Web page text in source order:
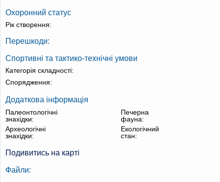
Охоронний статус
Рік створення:
Перешкоди:
Спортивні та тактико-технічні умови
Категорія складності:
Спорядження:
Додаткова інформація
Палеонтологічні
знахідки:
Печерна
фауна:
Археологічні
знахідки:
Екологічний
стан:
Подивитись на карті
Файли: